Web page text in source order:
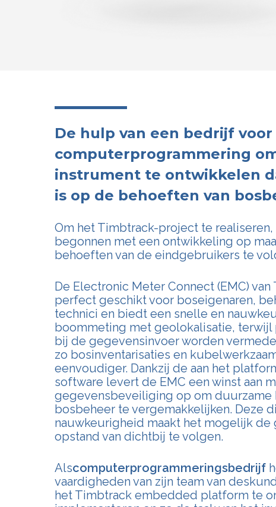
De hulp van een bedrijf voor
computerprogrammering
instrument te ontwikkelen
is op de behoeften van
Om het Timbtrack-project te realiseren,
begonnen met een ontwikkeling op
behoeften van de eindgebruikers te
De Electronic Meter Connect (EMC)
perfect geschikt voor boseigenaren,
technici en biedt een snelle en
boommeting met geolokalisatie,
bij de gegevensinvoer worden
zo bosinventarisaties en
eenvoudiger. Dankzij de aan het
software levert de EMC een winst aan
gegevensbeveiliging op om duurzame
bosbeheer te vergemakkelijken. Deze
nauwkeurigheid maakt het mogelijk de
opstand van dichtbij te volgen.
Alscomputerprogrammeringsbedrijf
vaardigheden van zijn team van
het Timbtrack embedded platform te